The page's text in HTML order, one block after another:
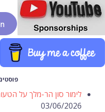
לימור סון הר-מלך על
03/06/2026